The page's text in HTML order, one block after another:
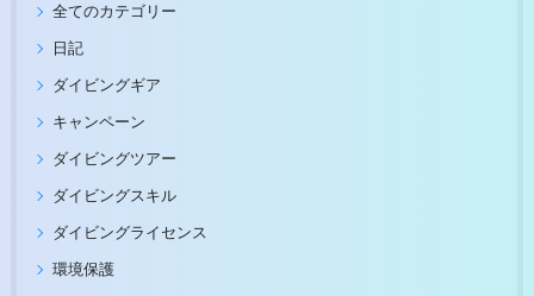
全てのカテゴリー
日記
ダイビングギア
キャンペーン
ダイビングツアー
ダイビングスキル
ダイビングライセンス
環境保護